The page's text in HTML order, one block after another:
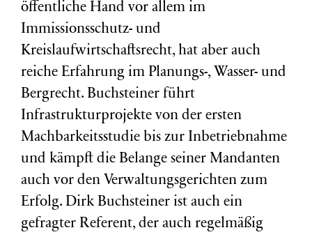
öffentliche Hand vor allem im
Immissionsschutz- und
Kreislaufwirtschaftsrecht, hat aber auch
reiche Erfahrung im Planungs-, Wasser- und
Bergrecht. Buchsteiner führt
Infrastrukturprojekte von der ersten
Machbarkeitsstudie bis zur Inbetriebnahme
und kämpft die Belange seiner Mandanten
auch vor den Verwaltungsgerichten zum
Erfolg. Dirk Buchsteiner ist auch ein
gefragter Referent, der auch regelmäßig